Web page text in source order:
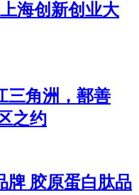
海创新创业大
三角洲，鄯善
之约
牌 胶原蛋白肽品